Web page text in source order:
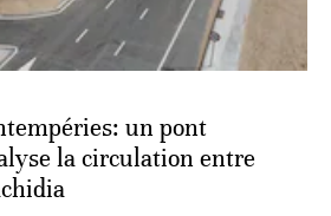
un pont
la circulation entre